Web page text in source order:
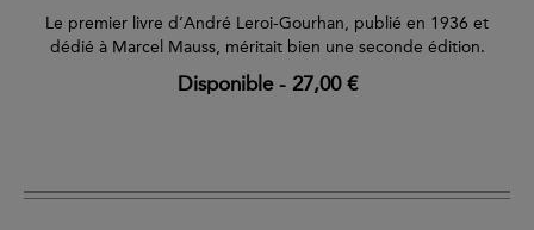
Le premier livre d’André Leroi-Gourhan, publié en 1936 et
dédié à Marcel Mauss, méritait bien une seconde édition.
Disponible- 27,00 €